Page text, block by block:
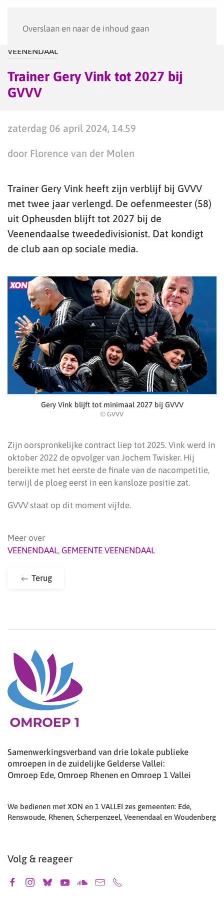
Overslaan en naar de inhoud gaan
VEENENDAAL
Trainer Gery Vink tot 2027 bij
GVVV
zaterdag 06 april 2024, 14.59
door Florence van der Molen
Trainer Gery Vink heeft zijn verblijf bij GVVV
met twee jaar verlengd. De oefenmeester (58)
uit Opheusden blijft tot 2027 bij de
Veenendaalse tweededivisionist. Dat kondigt
de club aan op sociale media.
Gery Vink blijft tot minimaal 2027 bij GVVV
© GVVV
Zijn oorspronkelijke contract liep tot 2025. Vink werd in
oktober 2022 de opvolger van Jochem Twisker. Hij
bereikte met het eerste de finale van de nacompetitie,
terwijl de ploeg eerst in een kansloze positie zat.
GVVV staat op dit moment vijfde.
Meer over
VEENENDAAL, GEMEENTE VEENENDAAL
Terug
Samenwerkingsverband van drie lokale publieke
omroepen in de zuidelijke Gelderse Vallei:
Omroep Ede, Omroep Rhenen en Omroep 1 Vallei
We bedienen met XON en 1 VALLEI zes gemeenten: Ede,
Renswoude, Rhenen, Scherpenzeel, Veenendaal en Woudenberg
Volg & reageer